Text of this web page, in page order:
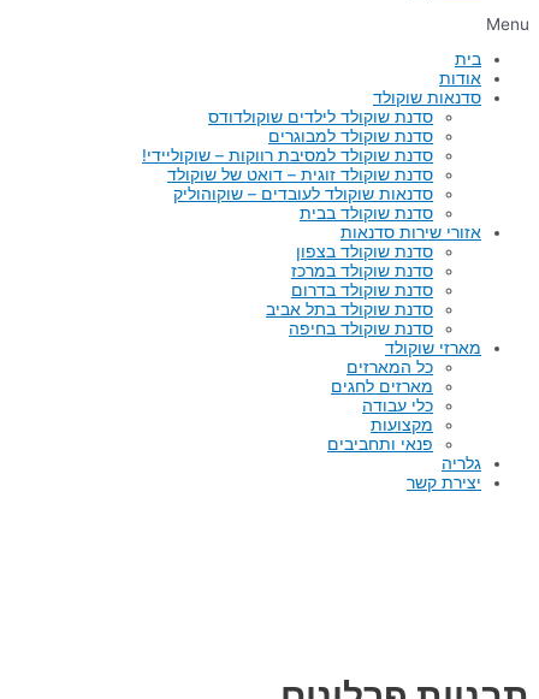
Menu
בית
אודות
סדנאות שוקולד
סדנת שוקולד לילדים שוקולדודס
סדנת שוקולד למבוגרים
סדנת שוקולד למסיבת רווקות – שוקוליידי!
סדנת שוקולד זוגית – דואט של שוקולד
סדנאות שוקולד לעובדים – שוקוהוליק
סדנת שוקולד בבית
אזורי שירות סדנאות
סדנת שוקולד בצפון
סדנת שוקולד במרכז
סדנת שוקולד בדרום
סדנת שוקולד בתל אביב
סדנת שוקולד בחיפה
מארזי שוקולד
כל המארזים
מארזים לחגים
כלי עבודה
מקצועות
פנאי ותחביבים
גלריה
יצירת קשר